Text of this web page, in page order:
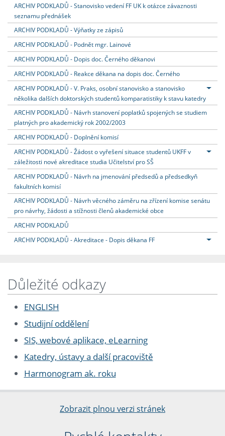
ARCHIV PODKLADŮ - Stanovisko vedení FF UK k otázce závaznosti
seznamu přednášek
ARCHIV PODKLADŮ - Výňatky ze zápisů
ARCHIV PODKLADŮ - Podnět mgr. Lainové
ARCHIV PODKLADŮ - Dopis doc. Černého děkanovi
ARCHIV PODKLADŮ - Reakce děkana na dopis doc. Černého
ARCHIV PODKLADŮ - V. Praks, osobní stanovisko a stanovisko
několika dalších doktorských studentů komparatistiky k stavu katedry
ARCHIV PODKLADŮ - Návrh stanovení poplatků spojených se studiem
platných pro akademický rok 2002/2003
ARCHIV PODKLADŮ - Doplnění komisí
ARCHIV PODKLADŮ - Žádost o vyřešení situace studentů UKFF v
záležitosti nové akreditace studia Učitelství pro SŠ
ARCHIV PODKLADŮ - Návrh na jmenování předsedů a předsedkyň
fakultních komisí
ARCHIV PODKLADŮ - Návrh věcného záměru na zřízení komise senátu
pro návrhy, žádosti a stížnosti členů akademické obce
ARCHIV PODKLADŮ
ARCHIV PODKLADŮ - Akreditace - Dopis děkana FF
Důležité odkazy
ENGLISH
Studijní oddělení
SIS, webové aplikace, eLearning
Katedry, ústavy a další pracoviště
Harmonogram ak. roku
Zobrazit plnou verzi stránek